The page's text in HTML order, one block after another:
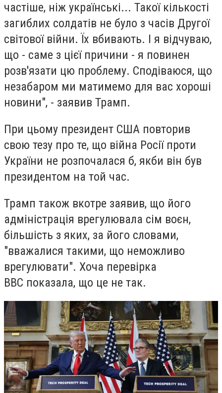
частіше, ніж українські... Такої кількості
загиблих солдатів не було з часів Другої
світової війни. Їх вбивають. І я відчуваю,
що - саме з цієї причини - я повинен
розв'язати цю проблему. Сподіваюся, що
незабаром ми матимемо для вас хороші
новини", - заявив Трамп.
При цьому президент США повторив
свою тезу про те, що війна Росії проти
України не розпочалася б, якби він був
президентом на той час.
Трамп також вкотре заявив, що його
адміністрація врегулювала сім воєн,
більшість з яких, за його словами,
"вважалися такими, що неможливо
врегулювати". Хоча перевірка
ВВС показала, що це не так.